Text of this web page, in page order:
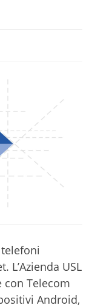
L’Azienda USL
Telecom
Android,